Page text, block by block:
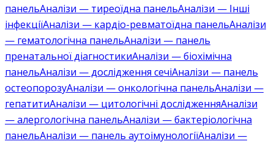
панельАналізи — тиреоїдна панельАналізи — Інші
інфекціїАналізи — кардіо-ревматоїдна панельАналізи
— гематологічна панельАналізи — панель
пренатальної діагностикиАналізи — біохімічна
панельАналізи — дослідження сечіАналізи — панель
остеопорозуАналізи — онкологічна панельАналізи —
гепатитиАналізи — цитологічні дослідженняАналізи
— алергологічна панельАналізи — бактеріологічна
панельАналізи — панель аутоімунологіїАналізи —